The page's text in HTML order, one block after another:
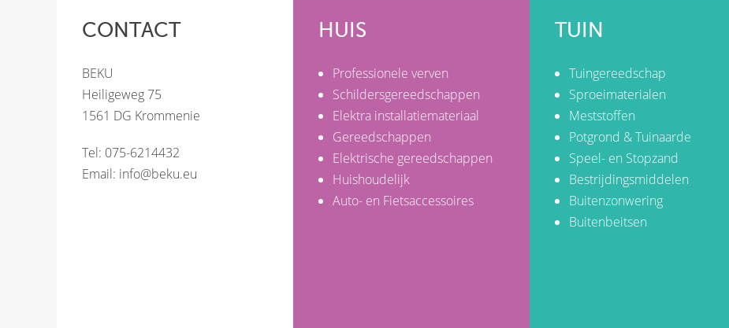
CONTACT
BEKU
Heiligeweg 75
1561 DG Krommenie
Tel: 075-6214432
Email: info@beku.eu
HUIS
Professionele verven
Schildersgereedschappen
Elektra installatiemateriaal
Gereedschappen
Elektrische gereedschappen
Huishoudelijk
Auto- en Fietsaccessoires
TUIN
Tuingereedschap
Sproeimaterialen
Meststoffen
Potgrond & Tuinaarde
Speel- en Stopzand
Bestrijdingsmiddelen
Buitenzonwering
Buitenbeitsen